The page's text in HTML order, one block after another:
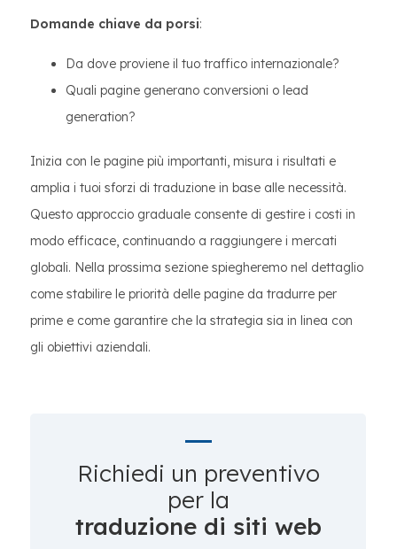
Domande chiave da porsi:
Da dove proviene il tuo traffico internazionale?
Quali pagine generano conversioni o lead
generation?
Inizia con le pagine più importanti, misura i risultati e
amplia i tuoi sforzi di traduzione in base alle necessità.
Questo approccio graduale consente di gestire i costi in
modo efficace, continuando a raggiungere i mercati
globali. Nella prossima sezione spiegheremo nel dettaglio
come stabilire le priorità delle pagine da tradurre per
prime e come garantire che la strategia sia in linea con
gli obiettivi aziendali.
Richiedi un preventivo
per la
traduzione di siti web